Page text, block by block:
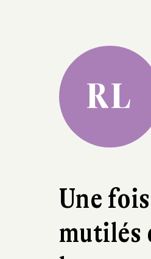
RL
Une
mutilés